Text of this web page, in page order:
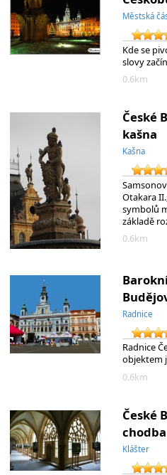
Městská
Kde se
slovy
0.6km
České
kašna
Kašna
Otakara
symbolů
základě
0.6km
Radnice
Radnice
objektem
0.6km
České
Klášter